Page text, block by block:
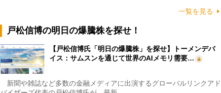
一覧を見る
戸松信博の明日の爆騰株を探せ！
【戸松信博氏「明日の爆騰株」を探せ】トーメンデバ
イス：サムスンを通じて世界のAIメモリ需要…
新聞や雑誌など多数の金融メディアに出演するグローバルリンクアド